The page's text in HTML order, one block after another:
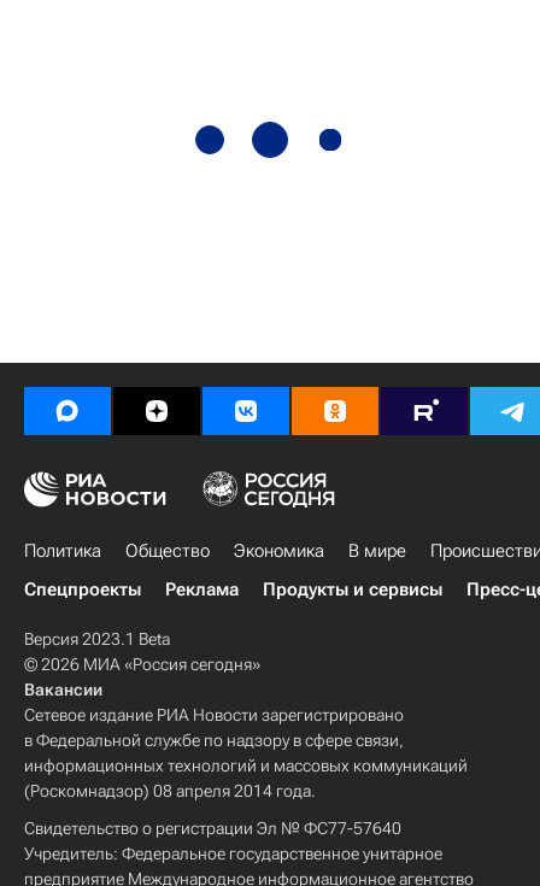
Политика Общество Экономика В мире
Спецпроекты
Реклама Продукты и сервисы Пресс-
Версия 2023.1 Beta
© 2026 МИА «Россия сегодня»
Вакансии
Сетевое издание РИА Новости зарегистрировано
в Федеральной службе по надзору в сфере связи,
информационных технологий и массовых коммуникаций
(Роскомнадзор) 08 апреля 2014 года.
Свидетельство о регистрации Эл № ФС77-57640
Учредитель: Федеральное государственное унитарное
предприятие Международное информационное агентство